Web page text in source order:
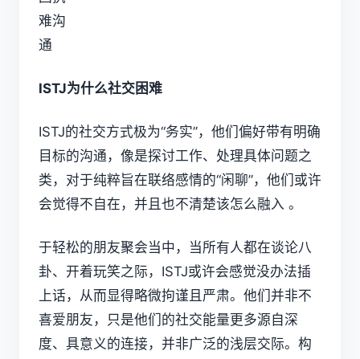
ISTJ为什么社交困难
ISTJ的社交方式极为“务实”，他们偏好带有明确
目标的沟通，像是探讨工作、处理具体问题之
类，对于纯粹旨在联络感情的“闲聊”，他们或许
会觉得不自在，并且也不清楚该怎么融入 。
于轻松的朋友聚会当中，当所有人都在谈论八
卦、开着玩笑之际，ISTJ或许会感觉没办法插
上话，从而显得略微拘谨且严肃。他们并非不
喜爱朋友，只是他们的社交能量更多源自深
度、具意义的连接，并非广泛的浅层交际。构